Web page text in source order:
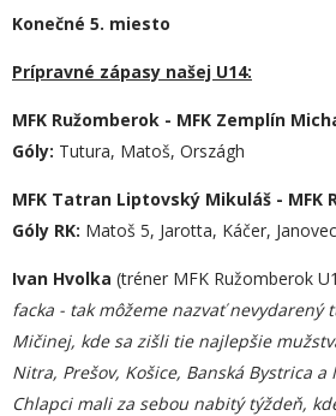
Konečné 5. miesto
Prípravné zápasy našej U14:
MFK Ružomberok - MFK Zemplín
Góly: Tutura, Matoš, Országh
MFK Tatran Liptovský Mikuláš - MFK
Góly RK: Matoš 5, Jarotta, Káčer,
Ivan Hvolka (tréner MFK Ružomberok
facka - tak môžeme nazvať nevydarený
Mičinej, kde sa zišli tie najlepšie
Nitra, Prešov, Košice, Banská Bystrica a
Chlapci mali za sebou nabitý týždeň,